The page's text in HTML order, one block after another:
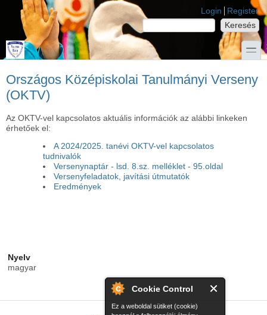
Cookie Control
Ez a weboldal sütiket (cookie)
Ugrás a tartalomra
Skip to search
Login links Login Register
Keresés űrlap
Keresés
toggle
Országos Középiskolai Tanulmányi Verseny
(OKTV)
Az OKTV-vel kapcsolatos aktuális információk az alábbi linkeken
érhetőek el:
A 2024/2025. tanévi OKTV-vel kapcsolatos
tudnivalók
Versenynaptár - lsd. 8.sz. melléklet - 95.oldal
Versenyfeladatok, javítási útmutatók
Eredmények
Nyelv
magyar